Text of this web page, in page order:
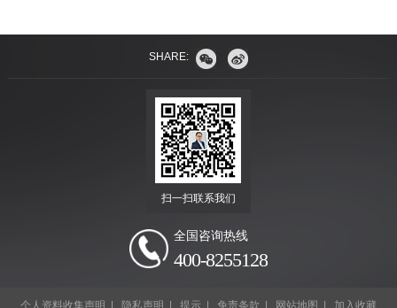
SHARE:
扫一扫联系我们
全国咨询热线
400-8255128